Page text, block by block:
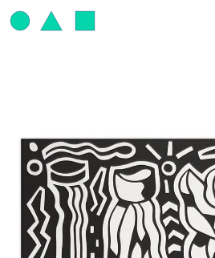
JEAN-PAUL
CATALOGUE DES
OBJET /